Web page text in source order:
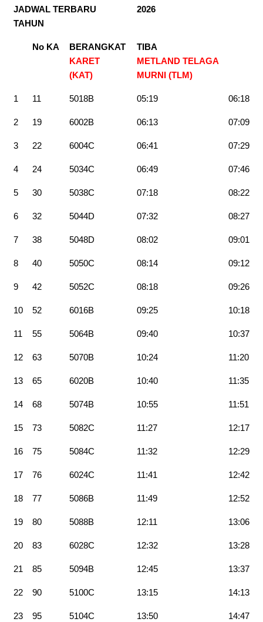
JADWAL TERBARU
TAHUN
2026
No KA
BERANGKAT
KARET
(KAT)
TIBA
METLAND TELAGA
MURNI (TLM)
1 11 5018B 05:19 06:18
2 19 6002B 06:13 07:09
3 22 6004C 06:41 07:29
4 24 5034C 06:49 07:46
5 30 5038C 07:18 08:22
6 32 5044D 07:32 08:27
7 38 5048D 08:02 09:01
8 40 5050C 08:14 09:12
9 42 5052C 08:18 09:26
10 52 6016B 09:25 10:18
11 55 5064B 09:40 10:37
12 63 5070B 10:24 11:20
13 65 6020B 10:40 11:35
14 68 5074B 10:55 11:51
15 73 5082C 11:27 12:17
16 75 5084C 11:32 12:29
17 76 6024C 11:41 12:42
18 77 5086B 11:49 12:52
19 80 5088B 12:11 13:06
20 83 6028C 12:32 13:28
21 85 5094B 12:45 13:37
22 90 5100C 13:15 14:13
23 95 5104C 13:50 14:47